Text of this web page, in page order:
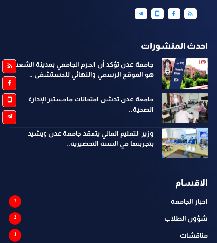
احدث المنشورات
جامعة عدن تؤكد أن الحرم الجامعي بمدينة الشعب
هو الموقع الرسمي والنهائي للمستشفى ..
جامعة عدن تدشن امتحانات ماجستير الإدارة
الصحية..
وزير التعليم العالي يتفقد جامعة عدن ويشيد
بتجربتها في السنة التحضيرية..
الاقسام
اخبار الجامعة
شؤون الطلاب
مناقشات